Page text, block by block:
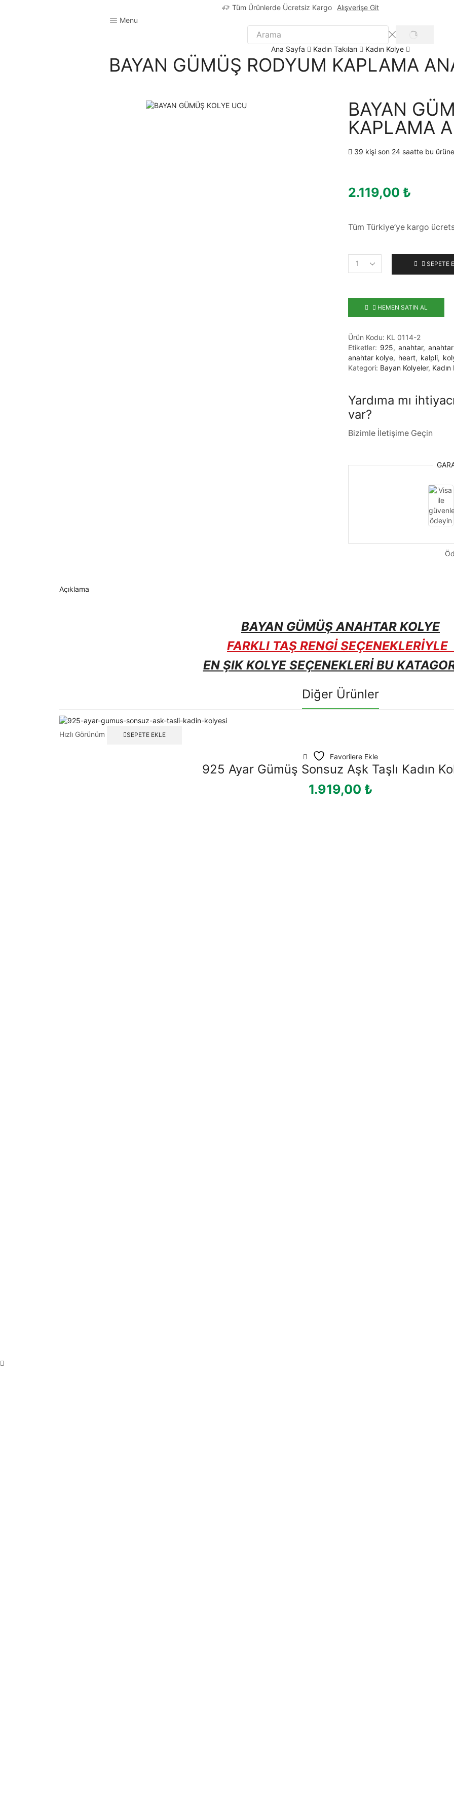
Tüm Ürünlerde Ücretsiz Kargo Alışverişe Git
Menu
Ana Sayfa Kadın Takıları Kadın Kolye
BAYAN GÜMÜŞ RODYUM KAPLAMA
BAYAN
KAPLAMA
39 kişi son 24 saatte bu
2.119,00 ₺
Tüm Türkiye’ye kargo
SEPETE
HEMEN SATIN AL
Ürün Kodu: KL 0114-2
Etiketler: 925, anahtar,
anahtar kolye, heart, kalpli,
Kategori: Bayan Kolyeler, Kadın
Yardıma mı
var?
Bizimle İletişime Geçin
Açıklama
BAYAN GÜMÜŞ ANAHTAR KOLYE
FARKLI TAŞ RENGİ SEÇENEKLERİYLE
EN ŞIK KOLYE SEÇENEKLERİ BU
Diğer Ürünler
Hızlı Görünüm SEPETE EKLE
Favorilere Ekle
925 Ayar Gümüş Sonsuz Aşk Taşlı Kadın
1.919,00 ₺